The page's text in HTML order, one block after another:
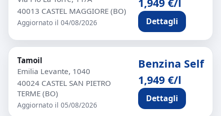
40013 CASTEL MAGGIORE (BO)
Aggiornato il 04/08/2026 Dettagli
Tamoil
Emilia Levante, 1040
40024 CASTEL SAN PIETRO
TERME (BO)
Aggiornato il 05/08/2026
Benzina Self
1,949 €/l
Dettagli